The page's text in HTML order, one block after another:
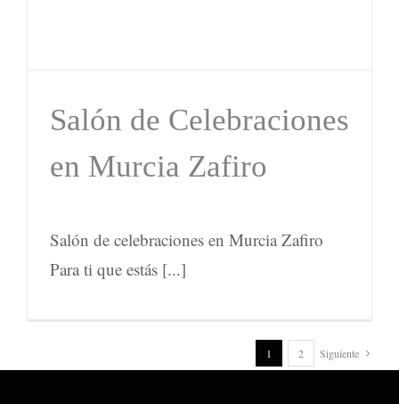
Salón de Celebraciones
en Murcia Zafiro
Salón de celebraciones en Murcia Zafiro
Para ti que estás [...]
1 2 Siguiente